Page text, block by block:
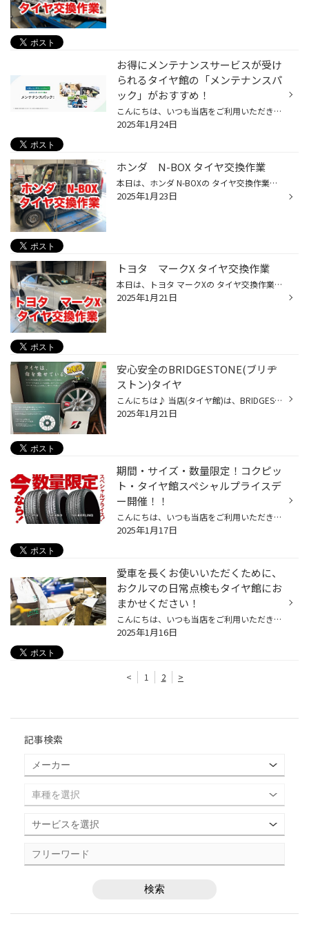
お得にメンテナンスサービスが受け
られるタイヤ館の「メンテナンスパ
ック」がおすすめ！
こんにちは、いつも当店をご利用いただきましてありがとうございます。 本日は、タイヤ館でお得にメンテナンスサービスを受けることができる 「メンテナンスパック」をご紹介いたします。 唐突ですが、普段、おクルマの管理をどのようにされていますか？ 当店にお越しいただくお客様にお聞きすると...
2025年1月24日
ホンダ N-BOX タイヤ交換作業
本日は、ホンダ N-BOXの タイヤ交換作業のご紹介です。 今回の作業は、スタッドレスタイヤを新しくご購入いただき 夏タイヤを外して、純正のホイールに組み付けいたしました。 今回交換したタイヤは、ブリヂストン アイスパートナー2です。 街乗りメインの方で、急な降雪に備えたい方などには オス...
2025年1月23日
トヨタ マークX タイヤ交換作業
本日は、トヨタ マークXの タイヤ交換作業のご紹介です。 交換前のタイヤは、残り溝はあるものの ゴムの劣化が進んでおり、ヒビ割れが多数発生していましたので 今回交換させていただきました。 今回交換したタイヤがこちら オンライン限定で販売しております ブリヂストンのプレイズ PX IIです。 ...
2025年1月21日
安心安全のBRIDGESTONE(ブリヂ
ストン)タイヤ
こんにちは♪ 当店(タイヤ館)は、BRIDGESTONEのタイヤを扱っているお店です！ タイヤという自動車部品は唯一、地面に接地しているものですよね！ タイヤはハガキ一枚分の大きさで、車体を支えております。 またタイヤには安心・安全を守るために主に5つの役割があるのです。 (「支える」、「伝える」...
2025年1月21日
期間・サイズ・数量限定！コクピッ
ト・タイヤ館スペシャルプライスデ
ー開催！！
こんにちは、いつも当店をご利用いただきましてありがとうございます。 本日より、コクピット・タイヤ館の一部店舗におきまして、 期間限定！ サイズ限定！！ 数量限定！！！ で、お得にタイヤをお求めいただけるスペシャルプライスデーがスタートします。 もちろん、当店でもご提供しております。 ...
2025年1月17日
愛車を長くお使いいただくために、
おクルマの日常点検もタイヤ館にお
まかせください！
こんにちは、いつも当店をご利用いただきましてありがとうございます。 突然ですが、おクルマの日常点検を最後にされたのはいつだったか覚えていらっしゃいますか？ 最近では、おクルマを長く乗り続ける方が増えてきているようで、 当店にもおクルマを大事に乗られているお客様が多くいらっしゃいま...
2025年1月16日
< 1 2 >
記事検索